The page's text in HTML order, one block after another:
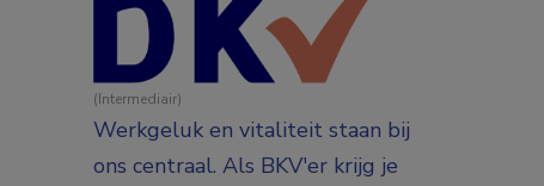
(Intermediair)
Werkgeluk en vitaliteit staan bij
ons centraal. Als BKV'er krijg je